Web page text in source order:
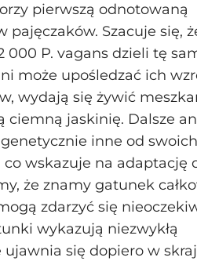
pierwszą odnotowaną
Szacuje się,
P. vagans dzieli tę
może upośledzać ich
wydają się żywić
ciemną jaskinię. Dalsze
inne od swoich
wskazuje na adaptację
że znamy gatunek
zdarzyć się
wykazują niezwykłą
się dopiero w